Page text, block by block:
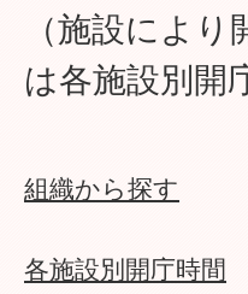
（施設によ
は各施設別開
組織から探す
各施設別開庁時間